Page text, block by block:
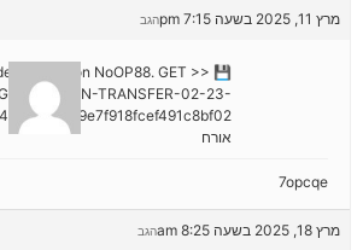
מרץ 11, 2025 בשעה 7:15 pm הגב
Operation NoOP88. GET >>
BITCOIN-TRANSFER-02-23-
💾
אורח
7opcqe
מרץ 18, 2025 בשעה 8:25 am הגב